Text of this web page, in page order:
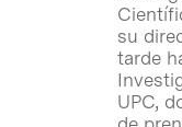
su
tarde
UPC,